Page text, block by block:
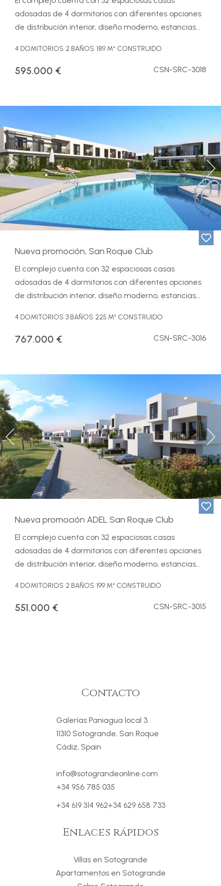
adosadas de 4 dormitorios con diferentes opciones
de distribución interior, diseño moderno, estancias...
4 DOMITORIOS 2 BAÑOS 189 M² CONSTRUIDO
595.000 € CSN-SRC-3018
Previous
Nueva promoción, San Roque Club
El complejo cuenta con 32 espaciosas casas
adosadas de 4 dormitorios con diferentes opciones
de distribución interior, diseño moderno, estancias...
4 DOMITORIOS 3 BAÑOS 225 M² CONSTRUIDO
767.000 € CSN-SRC-3016
Previous
Nueva promoción ADEL San Roque Club
El complejo cuenta con 32 espaciosas casas
adosadas de 4 dormitorios con diferentes opciones
de distribución interior, diseño moderno, estancias...
4 DOMITORIOS 2 BAÑOS 199 M² CONSTRUIDO
551.000 € CSN-SRC-3015
Contacto
Galerías Paniagua local 3.
11310 Sotogrande, San Roque
Cádiz, Spain
info@sotograndeonline.com
+34 956 785 035
+34 619 314 962+34 629 658 733
Enlaces rápidos
Villas en Sotogrande
Apartamentos en Sotogrande